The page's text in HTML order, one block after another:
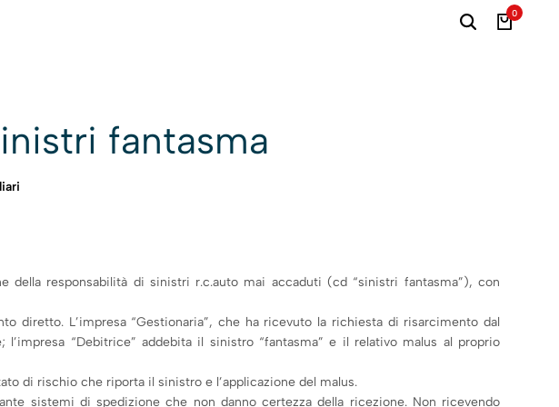
0
fantasma
responsabilità di sinistri r.c.auto mai accaduti (cd “sinistri fantasma”), con
diretto. L’impresa “Gestionaria”, che ha ricevuto la richiesta di risarcimento dal
“Debitrice” addebita il sinistro “fantasma” e il relativo malus al proprio
di rischio che riporta il sinistro e l’applicazione del malus.
sistemi di spedizione che non danno certezza della ricezione. Non ricevendo